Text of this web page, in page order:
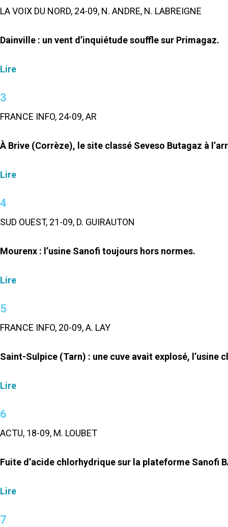
LA VOIX DU NORD, 24-09, N. ANDRE, N. LABREIGNE
Dainville : un vent d’inquiétude souffle sur Primagaz.
Lire
3
FRANCE INFO, 24-09, AR
À Brive (Corrèze), le site classé Seveso Butagaz à
Lire
4
SUD OUEST, 21-09, D. GUIRAUTON
Mourenx : l’usine Sanofi toujours hors normes.
Lire
5
FRANCE INFO, 20-09, A. LAY
Saint-Sulpice (Tarn) : une cuve avait explosé, l’usine
Lire
6
ACTU, 18-09, M. LOUBET
Fuite d’acide chlorhydrique sur la plateforme Sanofi
Lire
7